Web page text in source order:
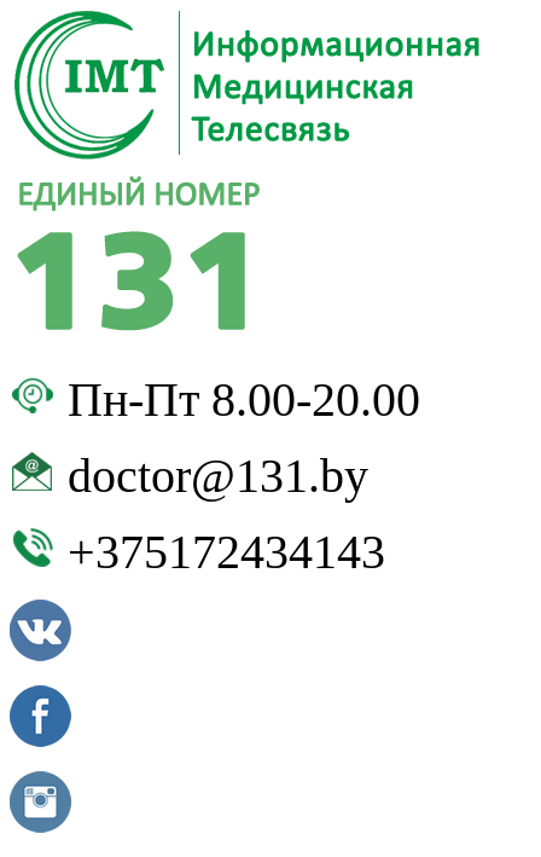
Пн-Пт 8.00-20.00
doctor@131.by
+375172434143